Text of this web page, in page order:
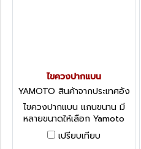
ไขควงปากแบน
YAMOTO สินค้าจากประเทศอัง
กฤษ-1
ไขควงปากแบน แกนขนาน มี
หลายขนาดให้เลือก Yamoto
Mechanics’ Screwdrivers:
Parallel Tip
เปรียบเทียบ